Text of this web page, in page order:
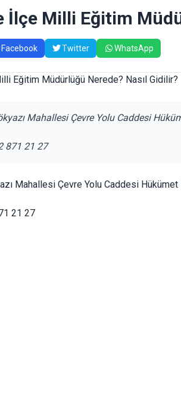
İlçe Milli Eğitim
Facebook Twitter WhatsApp
Mahallesi Çevre Yolu Caddesi
871 21 27
Mahallesi Çevre Yolu Caddesi
21 27